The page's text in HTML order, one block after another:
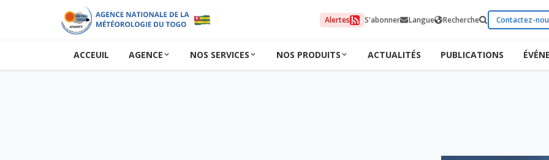
Alertes S'abonner Langue Recherche Contactez-
ACCEUIL AGENCE NOS SERVICES NOS PRODUITS ACTUALITÉS PUBLICATIONS